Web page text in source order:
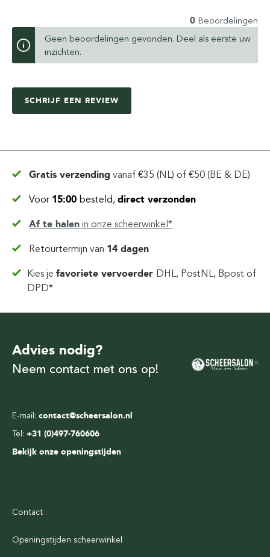
0 Beoordelingen
Geen beoordelingen gevonden. Deel als eerste uw
inzichten.
SCHRIJF EEN REVIEW
Gratis verzending vanaf €35 (NL) of €50 (BE & DE)
Voor 15:00 besteld, direct verzonden
Af te halen in onze scheerwinkel*
Retourtermijn van 14 dagen
Kies jefavoriete vervoerder DHL, PostNL, Bpost of
DPD*
E-mail: contact@scheersalon.nl
Tel: +31 (0)497-760606
Bekijk onze openingstijden
Advies nodig?
Neem contact met ons op!
Contact
Openingstijden scheerwinkel